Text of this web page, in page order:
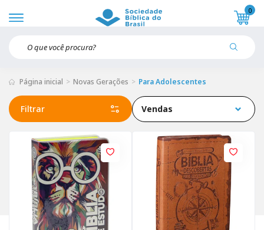
0
Página inicial Novas Gerações Para Adolescentes
Filtrar